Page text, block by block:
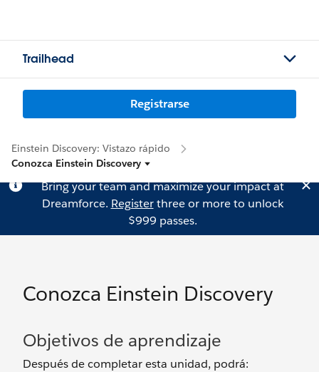
Trailhead
Registrarse
Einstein Discovery: Vistazo rápido
Conozca Einstein Discovery
Bring your team and maximize your impact at
Dreamforce. Registerthree or more to unlock
$999 passes.
Conozca Einstein Discovery
Objetivos de aprendizaje
Después de completar esta unidad, podrá: